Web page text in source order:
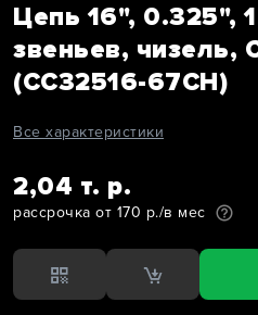
Цепь 16", 0.325",
звеньев, чизель,
(CC32516-67CH)
Все характеристики
2,04 т. р.
рассрочка от 170 р./в мес